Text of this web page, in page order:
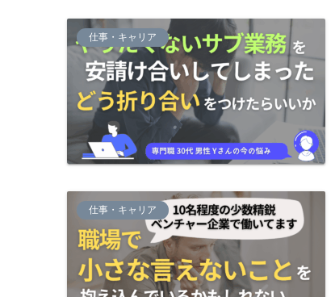
仕事・キャリア
仕事・キャリア